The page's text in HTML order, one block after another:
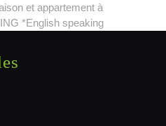
et appartement à
*English speaking